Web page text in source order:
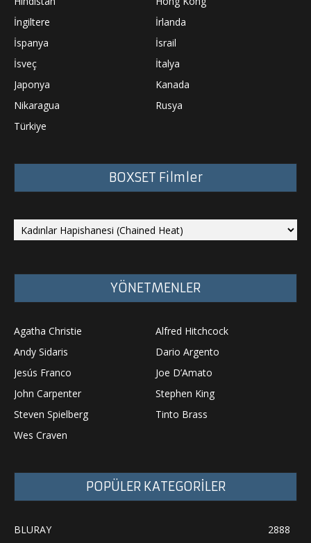
İngiltere
İrlanda
İspanya
İsrail
İsveç
İtalya
Japonya
Kanada
Nikaragua
Rusya
Türkiye
BOXSET Filmler
YÖNETMENLER
Agatha Christie
Alfred Hitchcock
Andy Sidaris
Dario Argento
Jesús Franco
Joe D’Amato
John Carpenter
Stephen King
Steven Spielberg
Tinto Brass
Wes Craven
POPÜLER KATEGORİLER
BLURAY
2888